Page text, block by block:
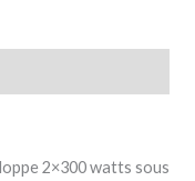
2×300 watts sous